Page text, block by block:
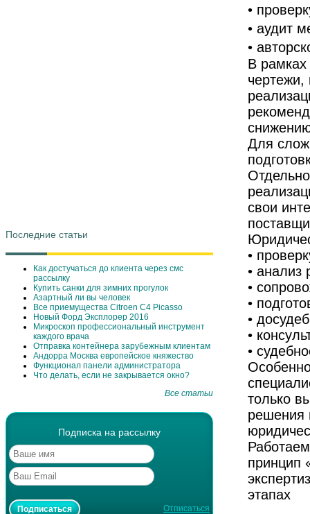
Последние статьи
Как достучаться до клиента через смс
рассылку
Купить санки для зимних прогулок
Азартный ли вы человек
Все приемущества Сitroen C4 Picasso
Новый Форд Эксплорер 2016
Микроскоп профессиональный инструмент
каждого врача
Отправка контейнера зарубежным клиентам
Андорра Москва европейское княжество
Функционал панели администратора
Что делать, если не закрывается окно?
Все статьи
Подписка на рассылку
Отписаться
•
• аудит
•
В рамках
чертежи,
Для
свои
•
• анализ
•
•
•
•
•
только
решения
принцип
этапах